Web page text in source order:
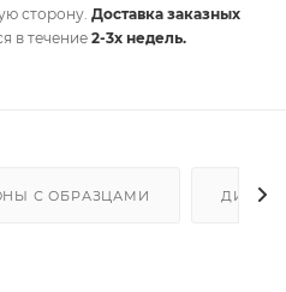
сторону. Доставка заказных
в течение 2-3х недель.
С ОБРАЗЦАМИ